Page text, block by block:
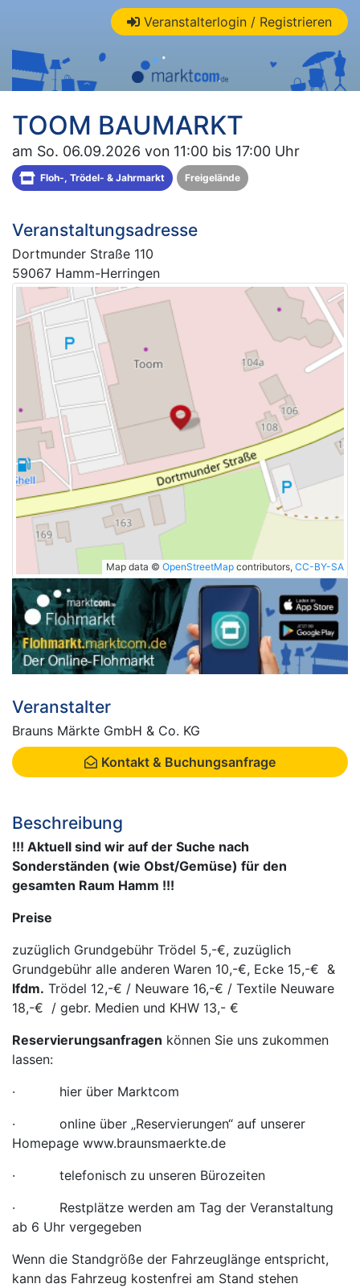
Veranstalterlogin / Registrieren
TOOM BAUMARKT
am So. 06.09.2026 von 11:00 bis 17:00 Uhr
Floh-, Trödel- & Jahrmarkt Freigelände
Veranstaltungsadresse
Dortmunder Straße 110
59067 Hamm-Herringen
Map data © OpenStreetMap contributors, CC-BY-SA
Veranstalter
Brauns Märkte GmbH & Co. KG
Kontakt & Buchungsanfrage
Beschreibung
!!! Aktuell sind wir auf der Suche nach
Sonderständen (wie Obst/Gemüse) für den
gesamten Raum Hamm !!!
Preise
zuzüglich Grundgebühr Trödel 5,-€, zuzüglich
Grundgebühr alle anderen Waren 10,-€, Ecke 15,-€ &
lfdm. Trödel 12,-€ / Neuware 16,-€ / Textile Neuware
18,-€ / gebr. Medien und KHW 13,- €
Reservierungsanfragen können Sie uns zukommen
lassen:
· hier über Marktcom
· online über „Reservierungen“ auf unserer
Homepage www.braunsmaerkte.de
· telefonisch zu unseren Bürozeiten
· Restplätze werden am Tag der Veranstaltung
ab 6 Uhr vergegeben
Wenn die Standgröße der Fahrzeuglänge entspricht,
kann das Fahrzeug kostenfrei am Stand stehen